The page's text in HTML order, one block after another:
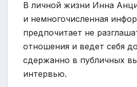
В личной жизни Инна
и немногочисленная
предпочитает не
отношения и ведет себя
сдержанно в публичных
интервью.